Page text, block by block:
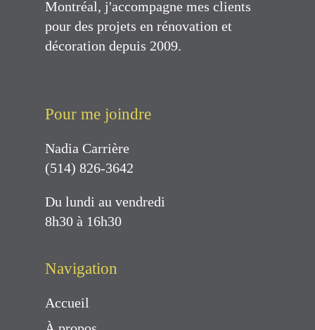
Montréal, j'accompagne mes clients
pour des projets en rénovation et
décoration depuis 2009.
Pour me joindre
Nadia Carrière
(514) 826-3642
Du lundi au vendredi
8h30 à 16h30
Navigation
Accueil